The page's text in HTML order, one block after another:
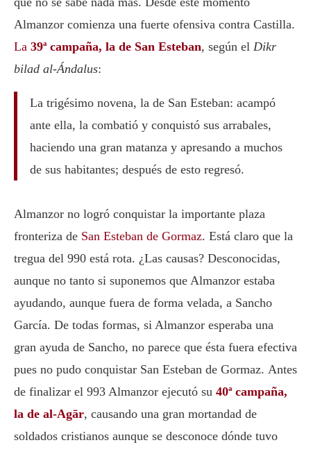
Almanzor comienza una fuerte ofensiva contra Castilla.
La 39ª campaña, la de San Esteban, según el Dikr
bilad al-Ándalus:
La trigésimo novena, la de San Esteban: acampó
ante ella, la combatió y conquistó sus arrabales,
haciendo una gran matanza y apresando a muchos
de sus habitantes; después de esto regresó.
Almanzor no logró conquistar la importante plaza
fronteriza de San Esteban de Gormaz. Está claro que la
tregua del 990 está rota. ¿Las causas? Desconocidas,
aunque no tanto si suponemos que Almanzor estaba
ayudando, aunque fuera de forma velada, a Sancho
García. De todas formas, si Almanzor esperaba una
gran ayuda de Sancho, no parece que ésta fuera efectiva
pues no pudo conquistar San Esteban de Gormaz. Antes
de finalizar el 993 Almanzor ejecutó su 40ª campaña,
la de al-Agār, causando una gran mortandad de
soldados cristianos aunque se desconoce dónde tuvo